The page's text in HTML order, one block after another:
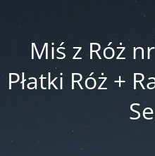
Miś z Róż
Płatki Róż +